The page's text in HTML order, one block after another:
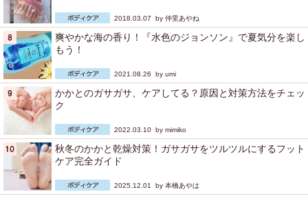
2018.03.07 by 仲里あやね
爽やかな海の香り！『水色のジョンソン』で夏気分を楽し
もう！
2021.08.26 by umi
かかとのガサガサ、ケアしてる？原因と対策方法をチェッ
ク
2022.03.10 by mimiko
秋冬のかかと乾燥対策！ガサガサをツルツルにするフット
ケア完全ガイド
2025.12.01 by 本橋あやは